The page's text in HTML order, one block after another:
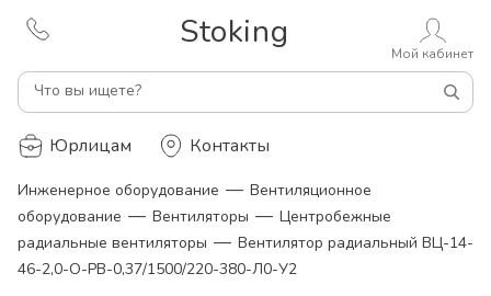
Stoking
Что вы ищете?
Мой кабинет
Юрлицам Контакты
Инженерное оборудование — Вентиляционное
оборудование — Вентиляторы — Центробежные
радиальные вентиляторы — Вентилятор радиальный ВЦ-14-
46-2,0-О-РВ-0,37/1500/220-380-Л0-У2